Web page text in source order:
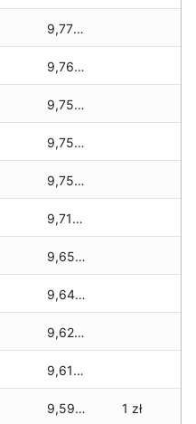
9,770 zł
9,760 zł
9,750 zł
9,750 zł
9,750 zł
9,710 zł
9,650 zł
9,640 zł
9,620 zł
9,610 zł
9,590 zł 1 zł